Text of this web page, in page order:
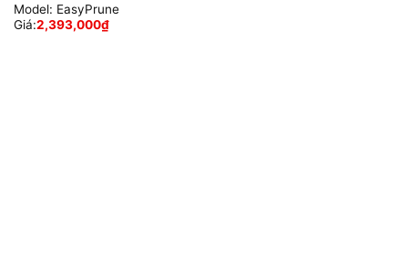
Model: EasyPrune
Giá:2,393,000₫